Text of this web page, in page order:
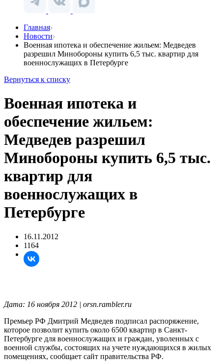
Главная
Новости
Военная ипотека и обеспечение жильем: Медведев
разрешил Минобороны купить 6,5 тыс. квартир для
военнослужащих в Петербурге
Вернуться к списку
Военная ипотека и
обеспечение жильем:
Медведев разрешил
Минобороны купить 6,5 тыс.
квартир для
военнослужащих в
Петербурге
16.11.2012
1164
Дата: 16 ноября 2012 | orsn.rambler.ru
Премьер РФ Дмитрий Медведев подписал распоряжение,
которое позволит купить около 6500 квартир в Санкт-
Петербурге для военнослужащих и граждан, уволенных с
военной службы, состоящих на учете нуждающихся в жилых
помещениях, сообщает сайт правительства РФ.